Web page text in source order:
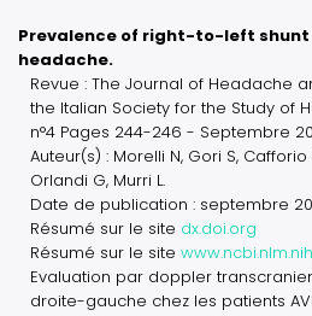
Prevalence of right-to-left
headache.
Revue : The Journal of Headache
the Italian Society for the Study of
n°4 Pages 244-246 - Septembre
Auteur(s) : Morelli N, Gori S,
Orlandi G, Murri L.
Date de publication : septembre
Résumé sur le site dx.doi.org
Résumé sur le site
Evaluation par doppler
droite-gauche chez les patients